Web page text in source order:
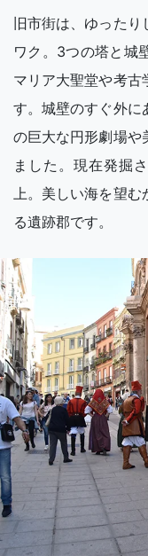
旧市街は、ゆった
ワク。3つの塔と城
マリア大聖堂や考古
す。城壁のすぐ外に
の巨大な円形劇場や
ました。現在発掘
上。美しい海を望む
る遺跡郡です。